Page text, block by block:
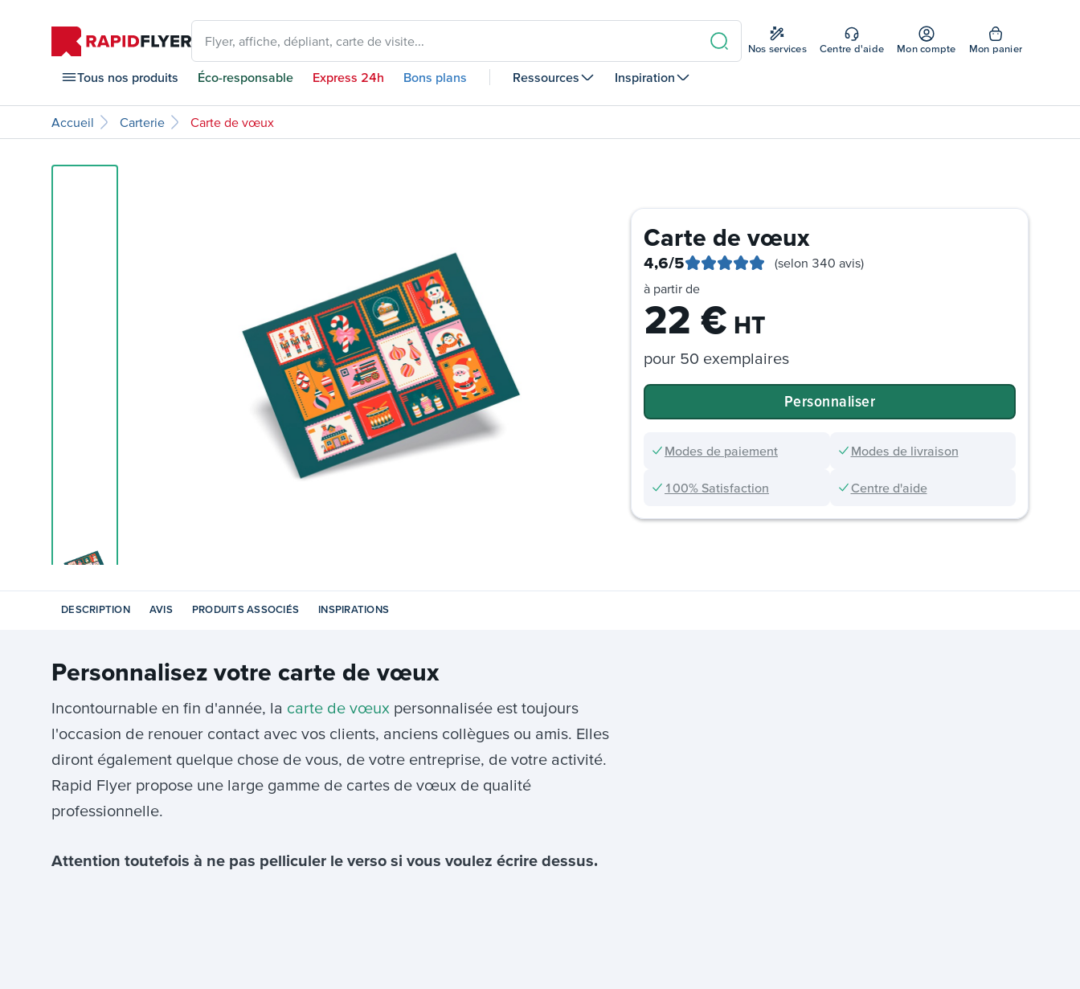
Flyer, affiche, dépliant, carte de visite...
Nos services Centre d'aide Mon compte Mon panier
Tous nos produits Éco-responsable Express 24h Bons plans Ressources Inspiration
Accueil Carterie Carte de vœux
DESCRIPTION AVIS PRODUITS ASSOCIÉS INSPIRATIONS
Carte de vœux
4,6/5
(selon 340 avis)
à partir de
22 € HT
pour 50 exemplaires
Personnaliser
Modes de paiement Modes de livraison
100% Satisfaction Centre d'aide
Personnalisez votre carte de vœux
Incontournable en fin d'année, la carte de vœux personnalisée est toujours
l'occasion de renouer contact avec vos clients, anciens collègues ou amis. Elles
diront également quelque chose de vous, de votre entreprise, de votre activité.
Rapid Flyer propose une large gamme de cartes de vœux de qualité
professionnelle.
Attention toutefois à ne pas pelliculer le verso si vous voulez écrire dessus.